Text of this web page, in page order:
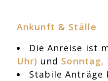
Ankunft & Ställe
Die Anreise ist
Uhr) und Sonntag,
Stabile Anträge